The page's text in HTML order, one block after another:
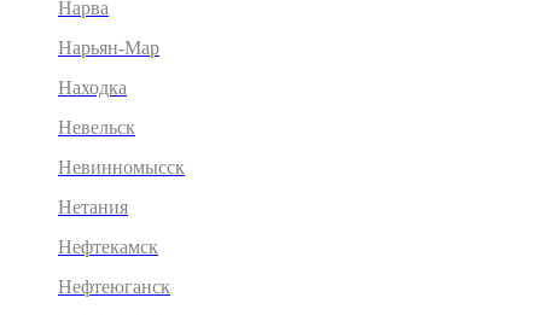
Нарва
Нарьян-Мар
Находка
Невельск
Невинномысск
Нетания
Нефтекамск
Нефтеюганск